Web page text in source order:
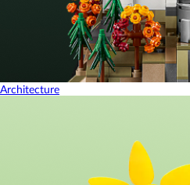
Architecture